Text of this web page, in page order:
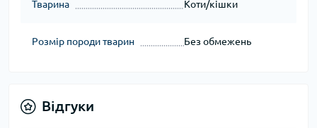
Тварина Коти/кішки
Розмір породи тварин Без обмежень
Відгуки